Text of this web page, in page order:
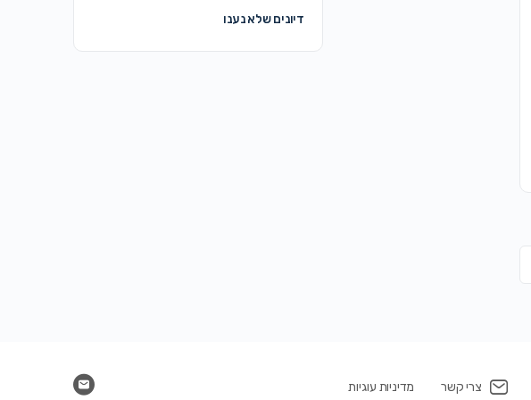
דיונים שלא נענו
צרי קשר מדיניות עוגיות